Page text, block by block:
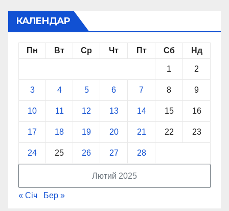
КАЛЕНДАР
Лютий 2025
Пн Вт Ср Чт Пт Сб Нд
1 2
3 4 5 6 7 8 9
10 11 12 13 14 15 16
17 18 19 20 21 22 23
24 25 26 27 28
« Січ Бер »